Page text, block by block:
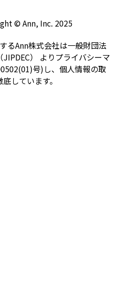
© Ann, Inc. 2025
るAnn株式会社は一般財団法
） よりプライバシーマ
号)し、個人情報の取
しています。